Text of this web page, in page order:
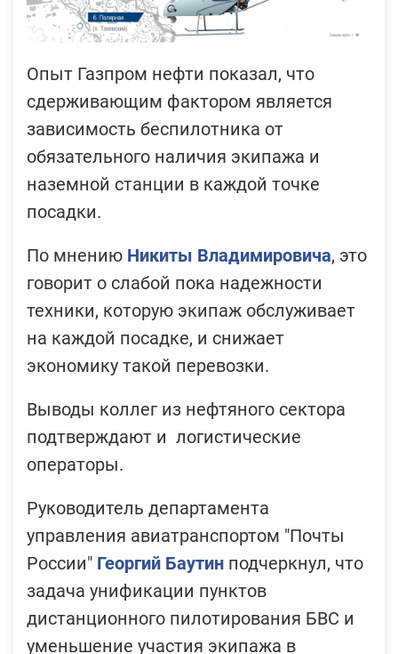
Опыт Газпром нефти показал, что
сдерживающим фактором является
зависимость беспилотника от
обязательного наличия экипажа и
наземной станции в каждой точке
посадки.
По мнению Никиты Владимировича, это
говорит о слабой пока надежности
техники, которую экипаж обслуживает
на каждой посадке, и снижает
экономику такой перевозки.
Выводы коллег из нефтяного сектора
подтверждают и логистические
операторы.
Руководитель департамента
управления авиатранспортом "Почты
России" Георгий Баутин подчеркнул, что
задача унификации пунктов
дистанционного пилотирования БВС и
уменьшение участия экипажа в